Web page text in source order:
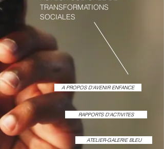
TRANSFORMATIONS
SOCIALES
A PROPOS D'AVENIR ENFANCE
RAPPORTS D'ACTIVITES
ATELIER-GALERIE BLEU